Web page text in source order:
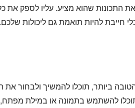
שהוא מציע. עליו לספק את כל
ביותר, תוכלו להמשיך ולבחור
להשתמש בתמונה או במילת מפתח,